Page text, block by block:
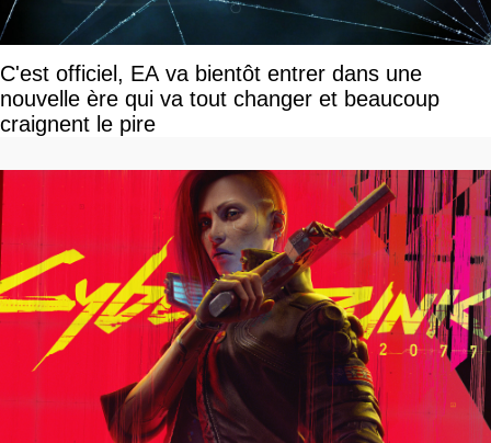
C'est officiel, EA va bientôt entrer dans une
nouvelle ère qui va tout changer et beaucoup
craignent le pire